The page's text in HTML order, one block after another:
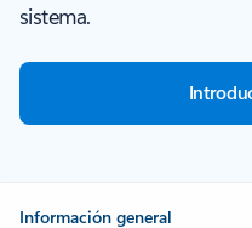
sistema.
Información general